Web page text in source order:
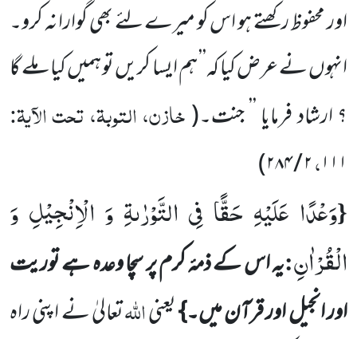
اور محفوظ رکھتے ہو اس کو میرے لئے بھی گوارا نہ کرو۔
انہوں نے عرض کیا کہ’’ ہم ایسا کریں تو ہمیں کیا ملے گا
؟ ارشاد فرمایا ’’ جنت۔(خازن، التوبۃ، تحت الآیۃ:
۱۱۱،۲/۲۸۴)
{وَعْدًا عَلَیْهِ حَقًّا فِی التَّوْرٰىةِ وَ الْاِنْجِیْلِ وَ
الْقُرْاٰنِ:یہ اس کے ذمۂ کرم پر سچا وعدہ ہے توریت
اور انجیل اور قرآن میں۔}یعنیاللہتعالیٰ نے اپنی راہ